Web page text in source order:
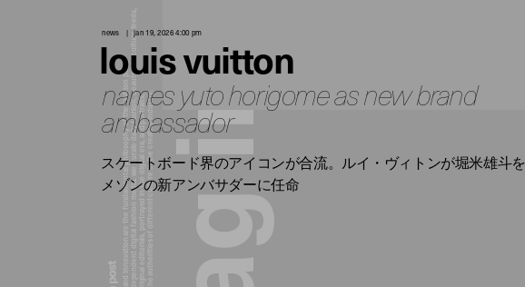
quality, timeless and innovation are the fundamental philosophy of the fashion post,a tokyo based independent digital fashion media. we curate daily fashion, beauty and culture feeds,and create the original editorials, portrayed in the digital era, and portraits,interviews from the authorities of different culture in the creative industry.
g
i
n
d
news jan 19, 2026 4:00 pm
louis vuitton
names yuto horigome as new brand
ambassador
スケートボード界のアイコンが合流。ルイ・ヴィトンが堀米雄斗を
メゾンの新アンバサダーに任命